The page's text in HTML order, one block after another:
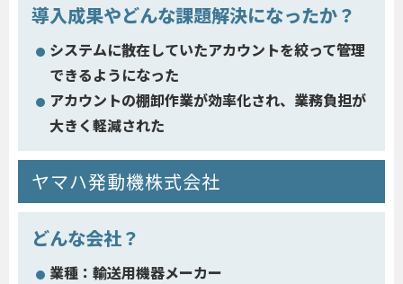
導入成果やどんな課題解決になったか？
システムに散在していたアカウントを絞って管理
できるようになった
アカウントの棚卸作業が効率化され、業務負担が
大きく軽減された
ヤマハ発動機株式会社
どんな会社？
業種：輸送用機器メーカー